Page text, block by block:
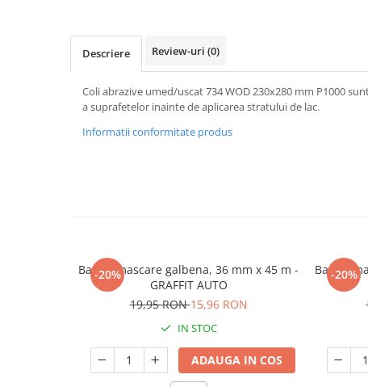
Descriere Review-uri (0)
Coli abrazive umed/uscat 734 WOD 230x280 mm P1000
a suprafetelor inainte de aplicarea stratului de lac.
Informatii conformitate produs
-20%
Banda mascare galbena, 36 mm x 45 m -
GRAFFIT AUTO
19,95 RON15,96 RON
IN STOC
ADAUGA IN COS
-20%
Banda